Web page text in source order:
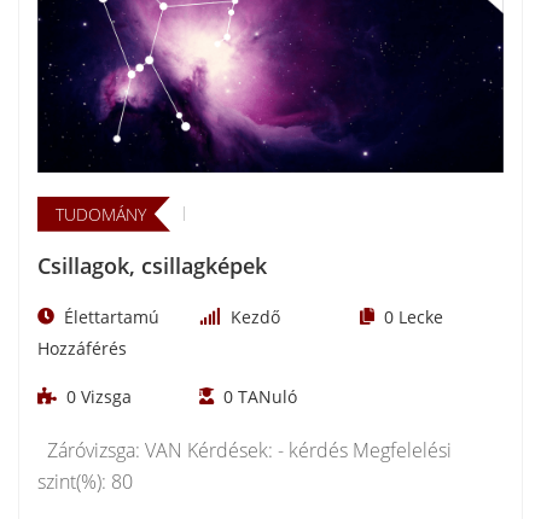
TUDOMÁNY
Csillagok, csillagképek
Élettartamú
Hozzáférés
Kezdő 0 Lecke
0 Vizsga 0TANuló
Záróvizsga: VAN Kérdések: - kérdés Megfelelési
szint(%): 80